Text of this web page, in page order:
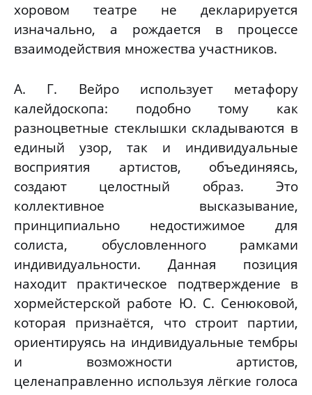
хоровом театре не декларируется
изначально, а рождается в процессе
взаимодействия множества участников.
А. Г. Вейро использует метафору
калейдоскопа: подобно тому как
разноцветные стеклышки складываются в
единый узор, так и индивидуальные
восприятия артистов, объединяясь,
создают целостный образ. Это
коллективное высказывание,
принципиально недостижимое для
солиста, обусловленного рамками
индивидуальности. Данная позиция
находит практическое подтверждение в
хормейстерской работе Ю. С. Сенюковой,
которая признаётся, что строит партии,
ориентируясь на индивидуальные тембры
и возможности артистов,
целенаправленно используя лёгкие голоса